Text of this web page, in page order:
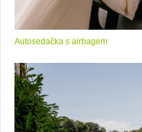
Autosedačka s airbagem